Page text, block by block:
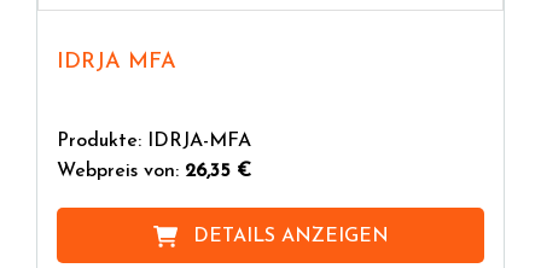
IDRJA MFA
Produkte: IDRJA-MFA
Webpreis von: 26,35 €
DETAILS ANZEIGEN